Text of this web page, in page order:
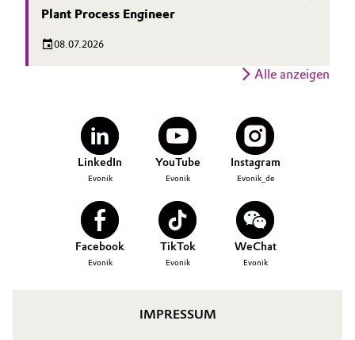
Plant Process Engineer
08.07.2026
Alle anzeigen
LinkedIn
Evonik
YouTube
Evonik
Instagram
Evonik_de
Facebook
Evonik
TikTok
Evonik
WeChat
Evonik
IMPRESSUM